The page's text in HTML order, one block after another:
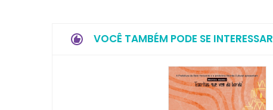
VOCÊ TAMBÉM PODE SE INTERESSAR